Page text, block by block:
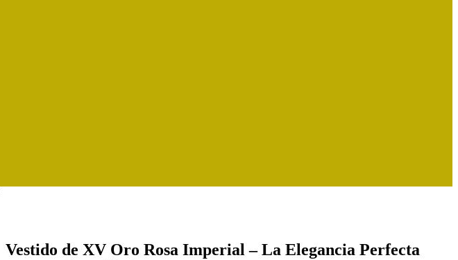
Vestido de XV Oro Rosa Imperial – La Elegancia Perfecta